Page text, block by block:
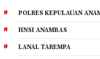
POLRES KEPULAUAN
HNSI ANAMBAS
LANAL TAREMPA